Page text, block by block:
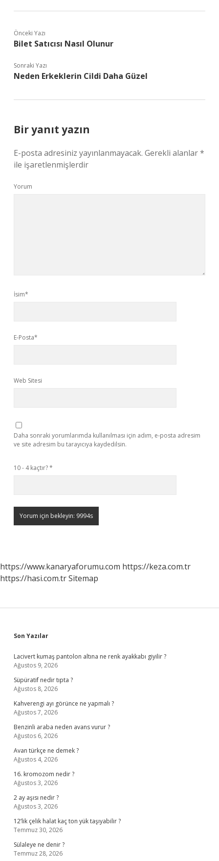
Önceki Yazı
Bilet Satıcısı Nasıl Olunur
Sonraki Yazı
Neden Erkeklerin Cildi Daha Güzel
Bir yanıt yazın
E-posta adresiniz yayınlanmayacak. Gerekli alanlar*
ile işaretlenmişlerdir
Yorum
İsim*
E-Posta*
Web Sitesi
Daha sonraki yorumlarımda kullanılması için adım, e-posta adresim
ve site adresim bu tarayıcıya kaydedilsin.
10 - 4 kaçtır?*
https://www.kanaryaforumu.com https://keza.com.tr
https://hasi.com.trSitemap
Sidebar
Son Yazılar
Lacivert kumaş pantolon altına ne renk ayakkabı giyilir ?
Ağustos 9, 2026
Süpüratif nedir tıpta ?
Ağustos 8, 2026
Kahverengi ayı görünce ne yapmalı ?
Ağustos 7, 2026
Benzinli araba neden avans vurur ?
Ağustos 6, 2026
Avan türkçe ne demek ?
Ağustos 4, 2026
16. kromozom nedir ?
Ağustos 3, 2026
2 ay aşısı nedir ?
Ağustos 3, 2026
12’lik çelik halat kaç ton yük taşıyabilir ?
Temmuz 30, 2026
Sülaleye ne denir ?
Temmuz 28, 2026